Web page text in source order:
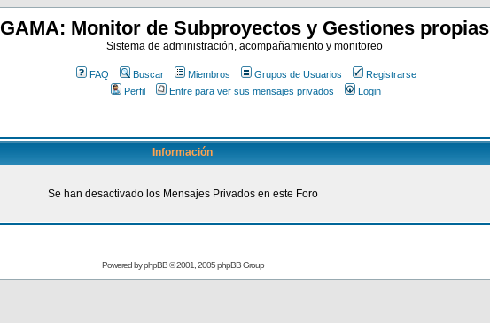
GAMA: Monitor de Subproyectos y Gestiones propias
Sistema de administración, acompañamiento y monitoreo
FAQ Buscar Miembros Grupos de Usuarios
Registrarse
Perfil
Entre para ver sus mensajes privados Login
Información
Se han desactivado los Mensajes Privados en este Foro
Powered byphpBB© 2001, 2005 phpBB Group